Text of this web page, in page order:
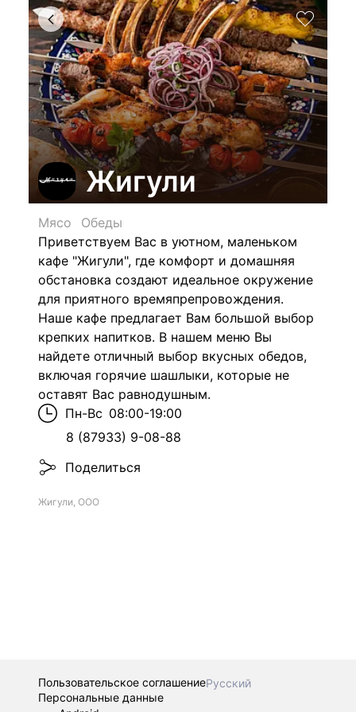
Жигули
Мясо
Обеды
Приветствуем Вас в уютном, маленьком
кафе "Жигули", где комфорт и домашняя
обстановка создают идеальное окружение
для приятного времяпрепровождения.
Наше кафе предлагает Вам большой выбор
крепких напитков. В нашем меню Вы
найдете отличный выбор вкусных обедов,
включая горячие шашлыки, которые не
оставят Вас равнодушным.
Пн-Вс 08:00-19:00
8 (87933) 9-08-88
Поделиться
Жигули, ООО
Пользовательское соглашениеРусский
Персональные данные